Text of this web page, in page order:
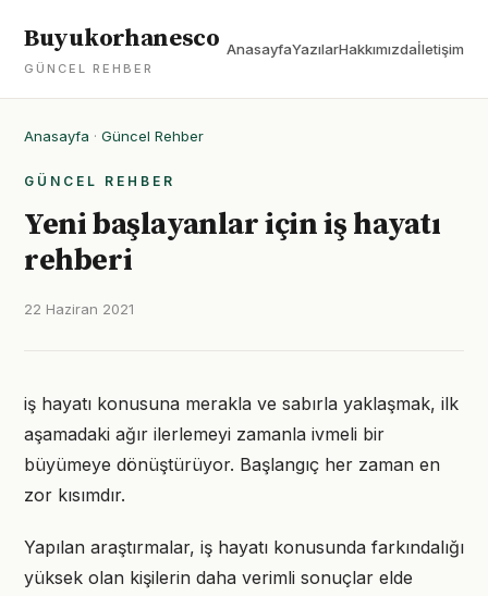
Buyukorhanesco
GÜNCEL REHBER
AnasayfaYazılarHakkımızdaİletişim
Anasayfa · Güncel Rehber
GÜNCEL REHBER
Yeni başlayanlar için iş hayatı
rehberi
22 Haziran 2021
iş hayatı konusuna merakla ve sabırla yaklaşmak, ilk
aşamadaki ağır ilerlemeyi zamanla ivmeli bir
büyümeye dönüştürüyor. Başlangıç her zaman en
zor kısımdır.
Yapılan araştırmalar, iş hayatı konusunda farkındalığı
yüksek olan kişilerin daha verimli sonuçlar elde